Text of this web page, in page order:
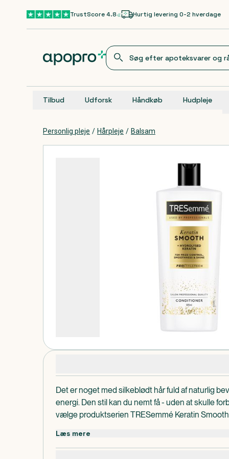
Gå til hovedindholdTrustScore 4.8 Hurtig levering 0-2 hverdage
Tilbud Udforsk Håndkøb Hudpleje
Personlig pleje / Hårpleje / Balsam
Det er noget med silkeblødt hår fuld af naturlig
energi. Den stil kan du nemt få - uden at skulle
vælge produktserien TRESemmé Keratin
Resultatet er silkeblødt hår, som stadig er fuld af
Produktserien kontrollerer krus, udglatter, gør
Læs mere